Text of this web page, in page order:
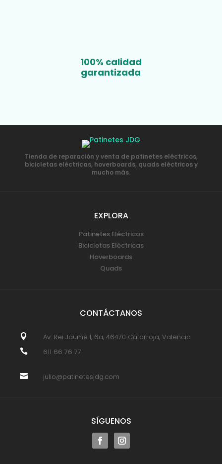
100% calidad
garantizada
Tienda de reparación y venta de patinetes eléctricos,
bicicletas eléctricas, hoverboards, quads eléctricos y
mucho más.
EXPLORA
Patinetes Eléctricos
Bicicletas Eléctricas
Hoverboards
Quads
CONTÁCTANOS
 Av. Rei Jaume I, 6a, 46470 Catarroja, Valencia
 611 66 76 77
 julio@patinetesjdg.com
SÍGUENOS